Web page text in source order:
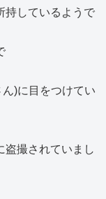
持しているようで
)に目をつけてい
盗撮されていまし